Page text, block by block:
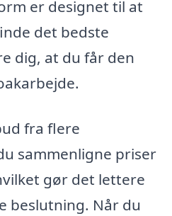
er designet til at
det bedste
dig, at du får den
fra flere
sammenligne priser
gør det lettere
beslutning. Når du